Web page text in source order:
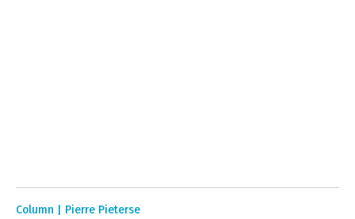
Column | Pierre Pieterse